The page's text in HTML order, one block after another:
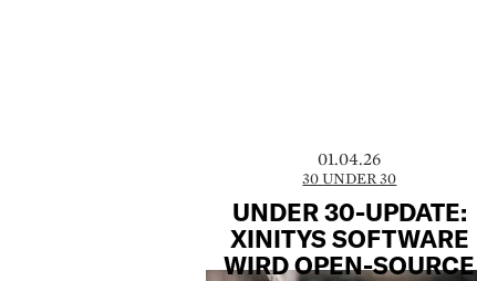
01.04.26
30 UNDER 30
UNDER 30-UPDATE:
XINITYS SOFTWARE
WIRD OPEN-SOURCE